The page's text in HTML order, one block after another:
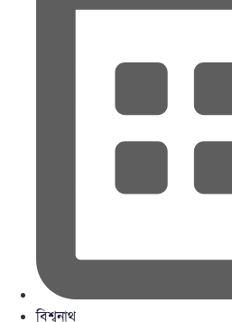
বিশ্বনাথ